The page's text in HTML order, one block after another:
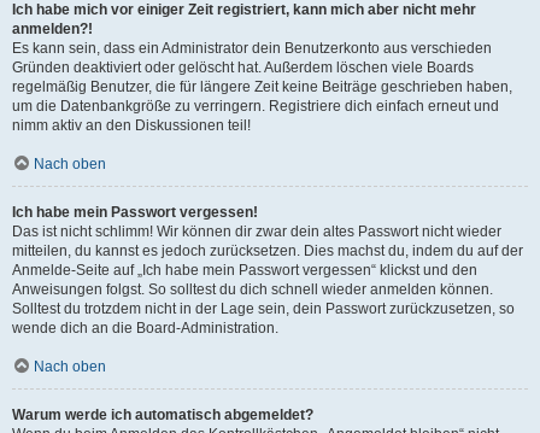
Ich habe mich vor einiger Zeit registriert, kann mich aber nicht mehr
anmelden?!
Es kann sein, dass ein Administrator dein Benutzerkonto aus verschieden
Gründen deaktiviert oder gelöscht hat. Außerdem löschen viele Boards
regelmäßig Benutzer, die für längere Zeit keine Beiträge geschrieben haben,
um die Datenbankgröße zu verringern. Registriere dich einfach erneut und
nimm aktiv an den Diskussionen teil!
Nach oben
Ich habe mein Passwort vergessen!
Das ist nicht schlimm! Wir können dir zwar dein altes Passwort nicht wieder
mitteilen, du kannst es jedoch zurücksetzen. Dies machst du, indem du auf der
Anmelde-Seite auf „Ich habe mein Passwort vergessen“ klickst und den
Anweisungen folgst. So solltest du dich schnell wieder anmelden können.
Solltest du trotzdem nicht in der Lage sein, dein Passwort zurückzusetzen, so
wende dich an die Board-Administration.
Nach oben
Warum werde ich automatisch abgemeldet?